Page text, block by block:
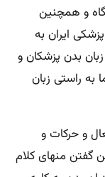
و همچنین
ایران به
بدن پزشکان و
راستی زبان
و حرکات و
گفتن منهای کلام